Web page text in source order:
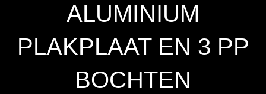
ALUMINIUM
PLAKPLAAT EN 3 PP
BOCHTEN